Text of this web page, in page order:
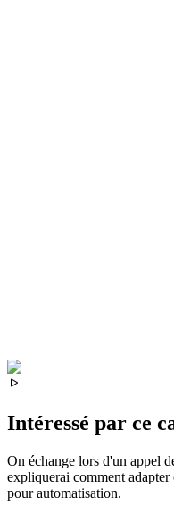
Intéressé par ce
On échange lors d'un appel
expliquerai comment
pourautomatisation.